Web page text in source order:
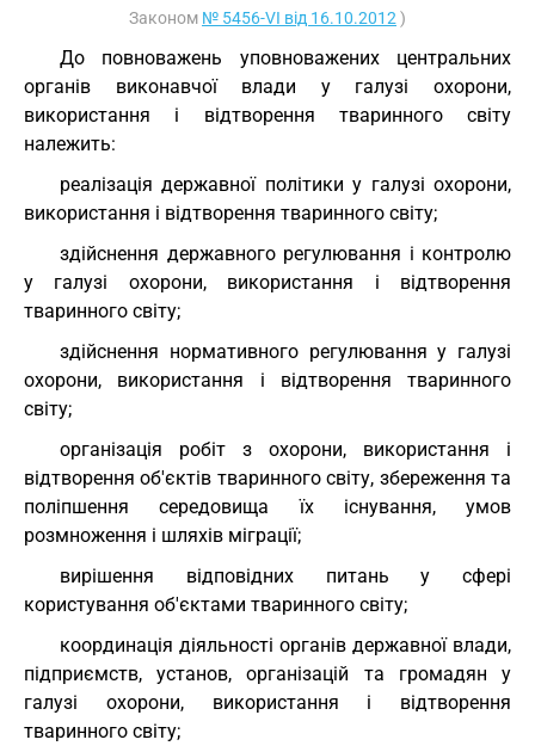
Законом № 5456-VI від 16.10.2012 )
До повноважень уповноважених центральних
органів виконавчої влади у галузі охорони,
використання і відтворення тваринного світу
належить:
реалізація державної політики у галузі охорони,
використання і відтворення тваринного світу;
здійснення державного регулювання і контролю
у галузі охорони, використання і відтворення
тваринного світу;
здійснення нормативного регулювання у галузі
охорони, використання і відтворення тваринного
світу;
організація робіт з охорони, використання і
відтворення об'єктів тваринного світу, збереження та
поліпшення середовища їх існування, умов
розмноження і шляхів міграції;
вирішення відповідних питань у сфері
користування об'єктами тваринного світу;
координація діяльності органів державної влади,
підприємств, установ, організацій та громадян у
галузі охорони, використання і відтворення
тваринного світу;